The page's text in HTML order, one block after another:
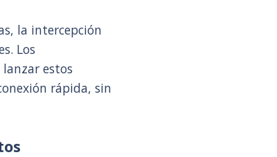
la intercepción
Los
estos
rápida, sin